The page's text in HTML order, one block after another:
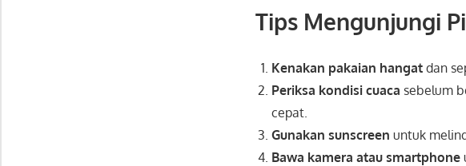
Tips Mengunjungi
Kenakan pakaian hangat dan
Periksa kondisi cuaca sebelum
cepat.
Gunakan sunscreen untuk
Bawa kamera atau smartphone